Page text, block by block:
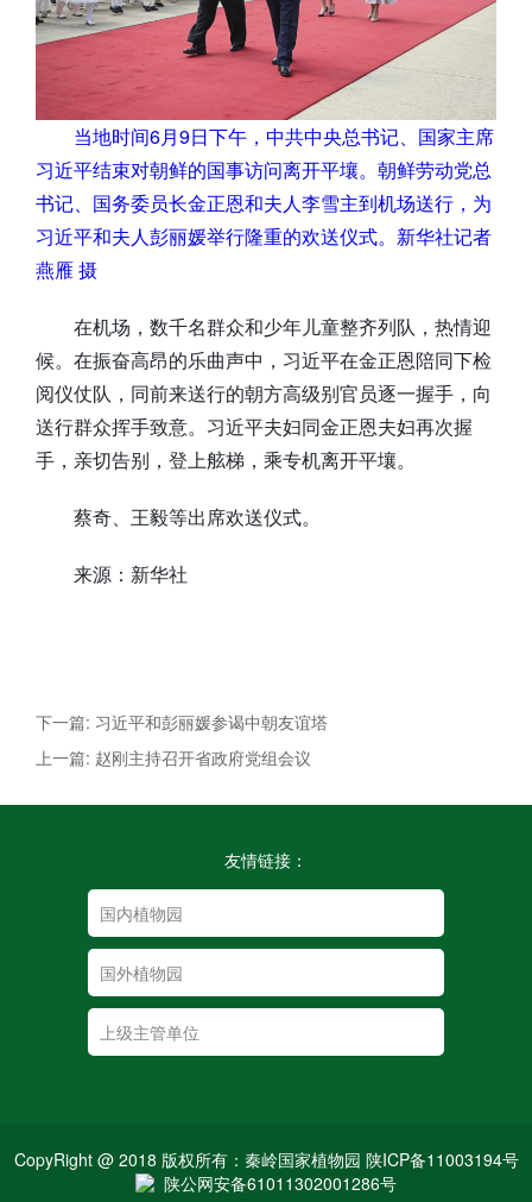
当地时间6月9日下午，中共中央总书记、国家主席
习近平结束对朝鲜的国事访问离开平壤。朝鲜劳动党总
书记、国务委员长金正恩和夫人李雪主到机场送行，为
习近平和夫人彭丽媛举行隆重的欢送仪式。新华社记者
燕雁 摄
在机场，数千名群众和少年儿童整齐列队，热情迎
候。在振奋高昂的乐曲声中，习近平在金正恩陪同下检
阅仪仗队，同前来送行的朝方高级别官员逐一握手，向
送行群众挥手致意。习近平夫妇同金正恩夫妇再次握
手，亲切告别，登上舷梯，乘专机离开平壤。
蔡奇、王毅等出席欢送仪式。
来源：新华社
下一篇: 习近平和彭丽媛参谒中朝友谊塔
上一篇: 赵刚主持召开省政府党组会议
友情链接：
CopyRight @ 2018 版权所有：秦岭国家植物园 陕ICP备11003194号
陕公网安备61011302001286号